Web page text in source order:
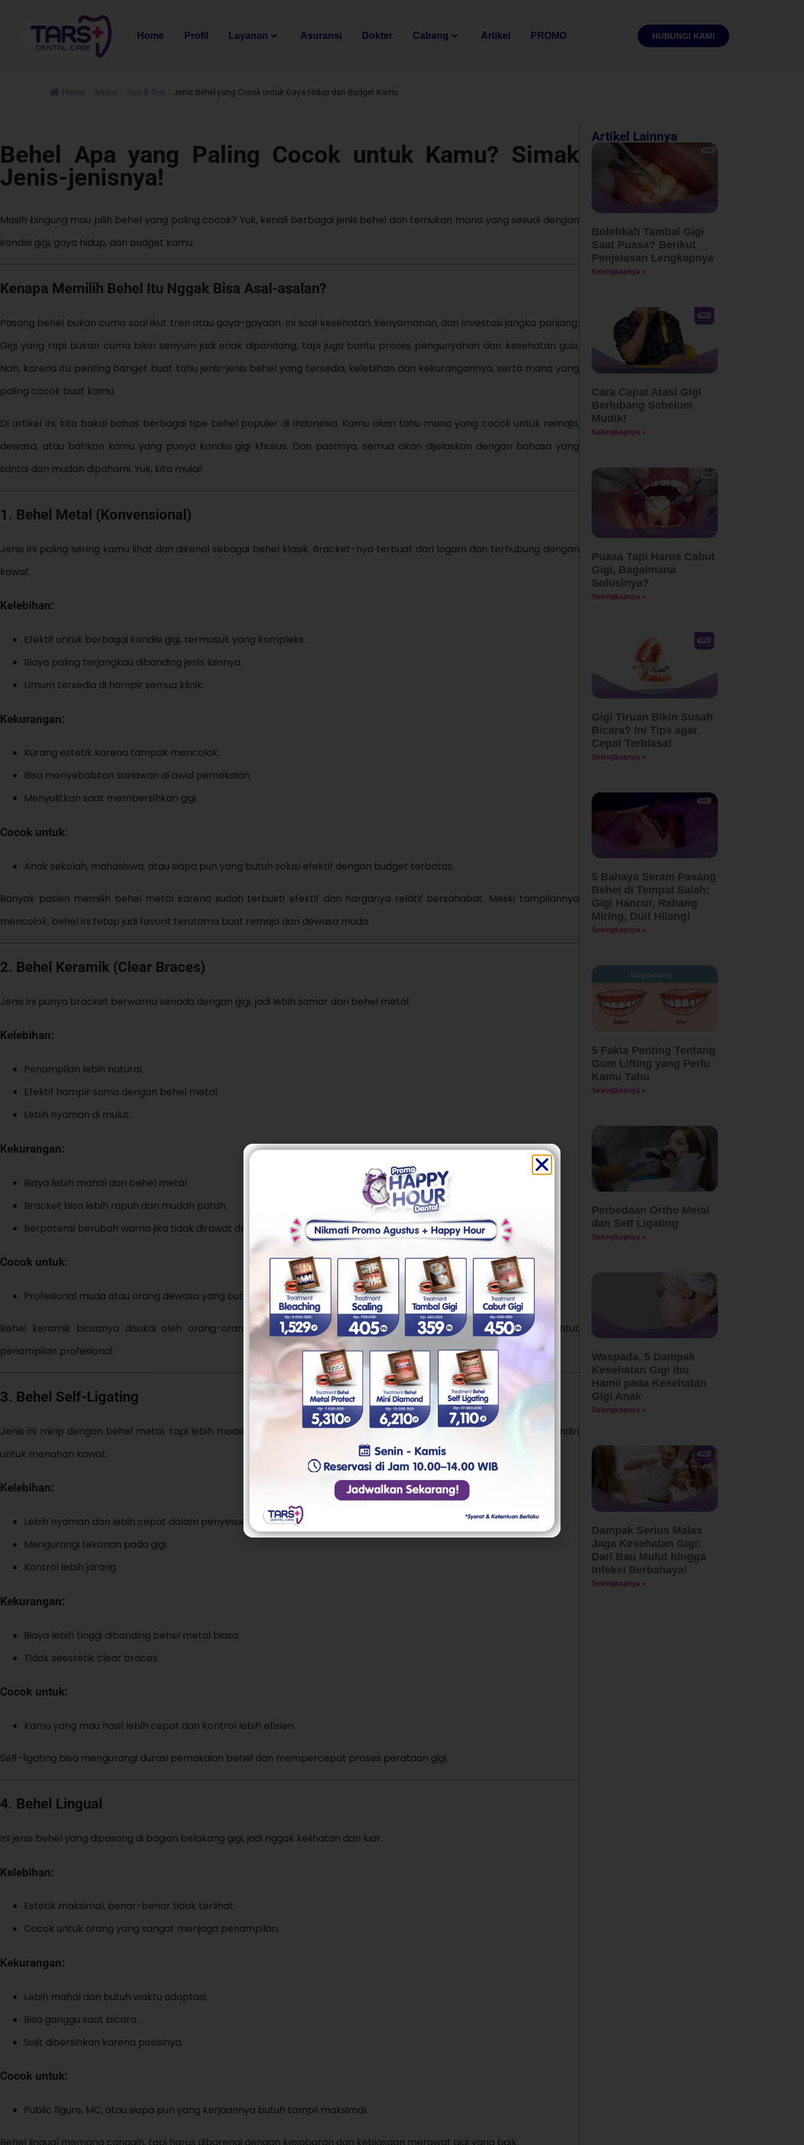
Home Profil Layanan Asuransi Dokter Cabang Artikel PROMO HUBUNGI KAMI
Home Artikel Tips & Trik Jenis Behel yang Cocok untuk Gaya Hidup dan Budget Kamu
Behel Apa yang Paling Cocok untuk Kamu? Simak
Jenis-jenisnya!
Masih bingung mau pilih behel yang paling cocok? Yuk, kenali berbagai jenis behel dan temukan mana yang sesuai dengan
kondisi gigi, gaya hidup, dan budget kamu.
Kenapa Memilih Behel Itu Nggak Bisa Asal-asalan?
Pasang behel bukan cuma soal ikut tren atau gaya-gayaan. Ini soal kesehatan, kenyamanan, dan investasi jangka panjang.
Gigi yang rapi bukan cuma bikin senyum jadi enak dipandang, tapi juga bantu proses pengunyahan dan kesehatan gusi.
Nah, karena itu penting banget buat tahu jenis-jenis behel yang tersedia, kelebihan dan kekurangannya, serta mana yang
paling cocok buat kamu.
Di artikel ini, kita bakal bahas berbagai tipe behel populer di Indonesia. Kamu akan tahu mana yang cocok untuk remaja,
dewasa, atau bahkan kamu yang punya kondisi gigi khusus. Dan pastinya, semua akan dijelaskan dengan bahasa yang
santai dan mudah dipahami. Yuk, kita mulai!
1. Behel Metal (Konvensional)
Jenis ini paling sering kamu lihat dan dikenal sebagai behel klasik. Bracket-nya terbuat dari logam dan terhubung dengan
kawat.
Kelebihan:
Efektif untuk berbagai kondisi gigi, termasuk yang kompleks.
Biaya paling terjangkau dibanding jenis lainnya.
Umum tersedia di hampir semua klinik.
Kekurangan:
Kurang estetik karena tampak mencolok.
Bisa menyebabkan sariawan di awal pemakaian.
Menyulitkan saat membersihkan gigi.
Cocok untuk:
Anak sekolah, mahasiswa, atau siapa pun yang butuh solusi efektif dengan budget terbatas.
Banyak pasien memilih behel metal karena sudah terbukti efektif dan harganya relatif bersahabat. Meski tampilannya
mencolok, behel ini tetap jadi favorit terutama buat remaja dan dewasa muda.
2. Behel Keramik (Clear Braces)
Jenis ini punya bracket berwarna senada dengan gigi, jadi lebih samar dari behel metal.
Kelebihan:
Penampilan lebih natural.
Efektif hampir sama dengan behel metal.
Lebih nyaman di mulut.
Kekurangan:
Biaya lebih mahal dari behel metal.
Bracket bisa lebih rapuh dan mudah patah.
Berpotensi berubah warna jika tidak dirawat dengan baik.
Cocok untuk:
Profesional muda atau orang dewasa yang butuh tampilan lebih estetik.
Behel keramik biasanya disukai oleh orang-orang yang aktif secara sosial atau bekerja di bidang yang menuntut
penampilan profesional.
3. Behel Self-Ligating
Jenis ini mirip dengan behel metal, tapi lebih modern karena nggak butuh karet pengikat. Bracket-nya punya klip sendiri
untuk menahan kawat.
Kelebihan:
Lebih nyaman dan lebih cepat dalam penyesuaian.
Mengurangi tekanan pada gigi.
Kontrol lebih jarang.
Kekurangan:
Biaya lebih tinggi dibanding behel metal biasa.
Tidak seestetik clear braces.
Cocok untuk:
Kamu yang mau hasil lebih cepat dan kontrol lebih efisien.
Self-ligating bisa mengurangi durasi pemakaian behel dan mempercepat proses perataan gigi.
4. Behel Lingual
Ini jenis behel yang dipasang di bagian belakang gigi, jadi nggak kelihatan dari luar.
Kelebihan:
Estetik maksimal, benar-benar tidak terlihat.
Cocok untuk orang yang sangat menjaga penampilan.
Kekurangan:
Lebih mahal dan butuh waktu adaptasi.
Bisa ganggu saat bicara.
Sulit dibersihkan karena posisinya.
Cocok untuk:
Public figure, MC, atau siapa pun yang kerjaannya butuh tampil maksimal.
Artikel Lainnya
Bolehkah Tambal Gigi
Saat Puasa? Berikut
Penjelasan Lengkapnya
Selengkapnya »
Cara Cepat Atasi Gigi
Berlubang Sebelum
Mudik!
Selengkapnya »
Puasa Tapi Harus Cabut
Gigi, Bagaimana
Solusinya?
Selengkapnya »
Gigi Tiruan Bikin Susah
Bicara? Ini Tips agar
Cepat Terbiasa!
Selengkapnya »
5 Bahaya Seram Pasang
Behel di Tempat Salah:
Gigi Hancur, Rahang
Miring, Duit Hilang!
Selengkapnya »
5 Fakta Penting Tentang
Gum Lifting yang Perlu
Kamu Tahu
Selengkapnya »
Perbedaan Ortho Metal
dan Self Ligating
Selengkapnya »
Waspada, 5 Dampak
Kesehatan Gigi Ibu
Hamil pada Kesehatan
Gigi Anak
Selengkapnya »
Dampak Serius Malas
Jaga Kesehatan Gigi:
Dari Bau Mulut hingga
Infeksi Berbahaya!
Selengkapnya »